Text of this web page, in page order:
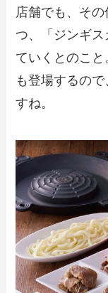
店舗でも、そ
つ、「ジンギ
ていくとのこ
も登場するの
すね。